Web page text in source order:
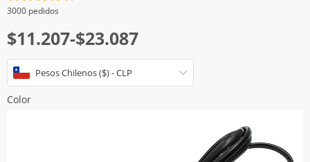
Valorado
con
de 5
3000 pedidos
$11.207-$23.087
Rango
de
precios:
desde
Pesos Chilenos ($) - CLP
Color